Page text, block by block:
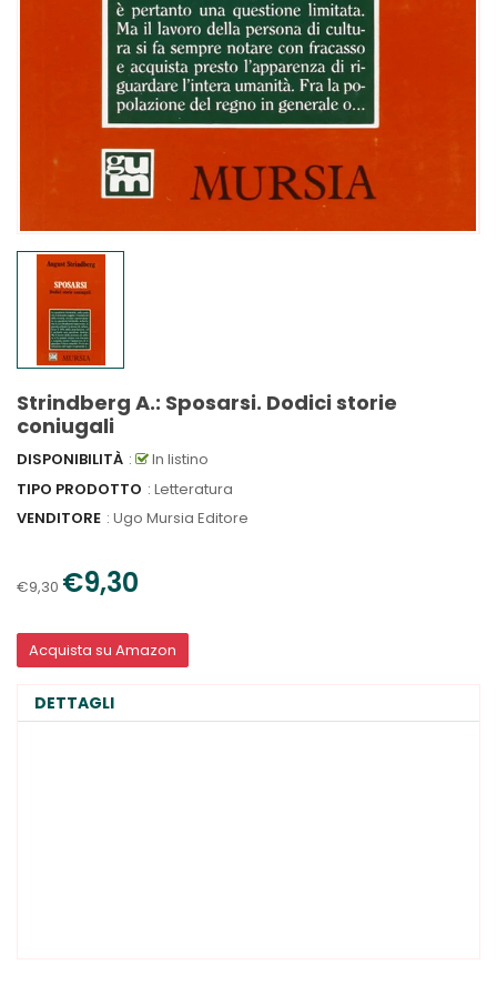
Strindberg A.: Sposarsi. Dodici storie
coniugali
DISPONIBILITÀ :
In listino
TIPO PRODOTTO : Letteratura
VENDITORE : Ugo Mursia Editore
€9,30 €9,30
Acquista su Amazon
DETTAGLI